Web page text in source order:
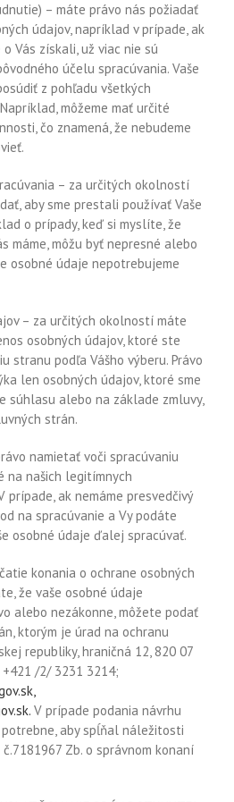
– máte právo nás požiadať
údajov, napríklad v prípade, ak
Vás získali, už viac nie sú
účelu spracúvania. Vaše
z pohľadu všetkých
môžeme mať určité
čo znamená, že nebudeme
– za určitých okolností
aby sme prestali používať Vaše
o prípady, keď si myslíte, že
máme, môžu byť nepresné alebo
osobné údaje nepotrebujeme
– za určitých okolností máte
osobných údajov, ktoré ste
stranu podľa Vášho výberu. Právo
len osobných údajov, ktoré sme
súhlasu alebo na základe zmluvy,
strán.
namietať voči spracúvaniu
na našich legitímnych
prípade, ak nemáme presvedčivý
na spracúvanie a Vy podáte
osobné údaje ďalej spracúvať.
konania o ochrane osobných
že vaše osobné údaje
alebo nezákonne, môžete podať
ktorým je úrad na ochranu
republiky, hraničná 12, 820 07
/2/ 3231 3214;
V prípade podania návrhu
aby spĺňal náležitosti
Zb. o správnom konaní